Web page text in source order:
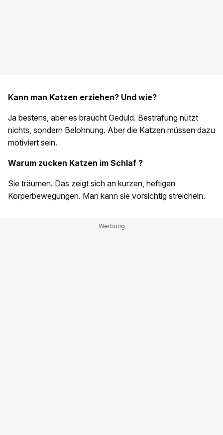
Kann man Katzen erziehen? Und wie?
Ja bestens, aber es braucht Geduld. Bestrafung nützt
nichts, sondern Belohnung. Aber die Katzen müssen dazu
motiviert sein.
Warum zucken Katzen im Schlaf ?
Sie träumen. Das zeigt sich an kurzen, heftigen
Körperbewegungen. Man kann sie vorsichtig streicheln.